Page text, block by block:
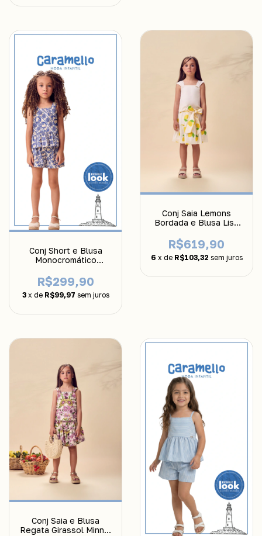
Conj Short e Blusa
Monocromático
R$299,90
3 x de R$99,97 sem juros
Conj Saia Lemons
Bordada e Blusa Lisa
R$619,90
6 x de R$103,32 sem juros
Conj Saia e Blusa
Regata Girassol Minnie